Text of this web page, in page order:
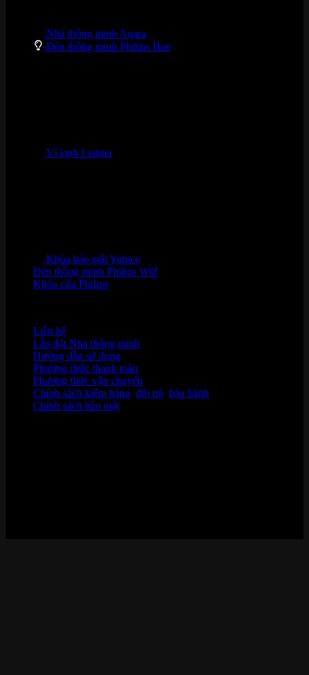
Nhà thông minh Aqara
Đèn thông minh Philips Hue
Ví lạnh Ledger
Khóa bảo mật Yubico
Đèn thông minh Philips WiZ
Khóa cửa Philips
Liên hệ
Lắp đặt Nhà thông minh
Hướng dẫn sử dụng
Phương thức thanh toán
Phương thức vận chuyển
Chính sách kiểm hàng đổi trả bảo hành
Chính sách bảo mật